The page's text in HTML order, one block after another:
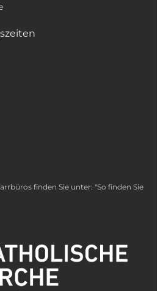
finden Sie unter: "So finden Sie